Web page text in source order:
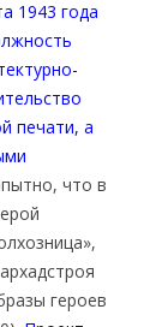
1943 года
печати, а
что в
героев